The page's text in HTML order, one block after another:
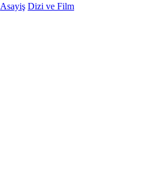
Asayiş Dizi ve Film